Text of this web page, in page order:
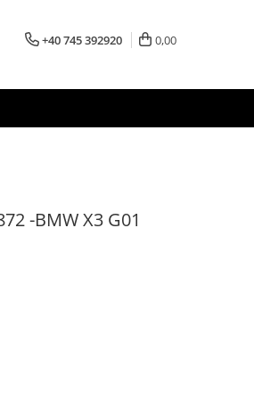
+40 745 392920 0,00
-BMW X3 G01